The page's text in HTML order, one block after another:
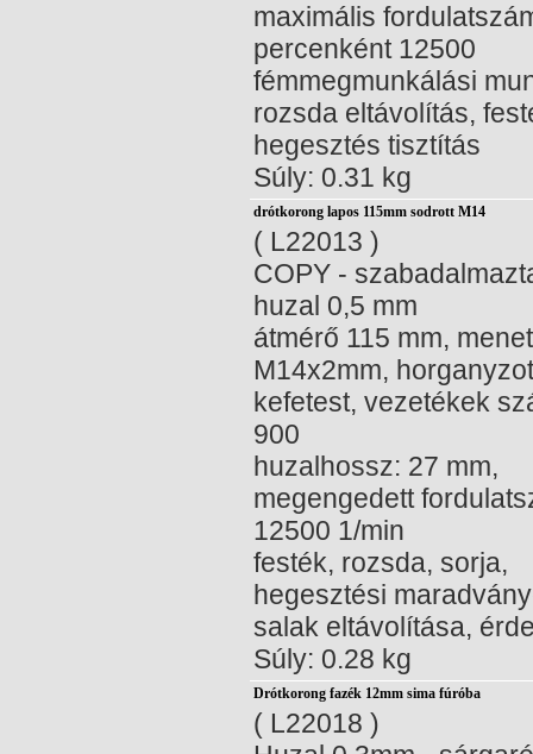
maximális
percenként 12500
fémmegmunkálási
rozsda eltávolítás,
hegesztés tisztítás
Súly: 0.31 kg
drótkorong lapos 115mm sodrott M14
( L22013 )
COPY -
huzal 0,5 mm
átmérő 115 mm, menet
M14x2mm,
kefetest, vezetékek
900
huzalhossz: 27 mm,
megengedett
12500 1/min
festék, rozsda, sorja,
hegesztési
salak eltávolítása,
Súly: 0.28 kg
Drótkorong fazék 12mm sima fúróba
( L22018 )